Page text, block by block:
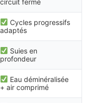
circuit fermé
Cycles progressifs
adaptés
Suies en
profondeur
Eau déminéralisée
+ air comprimé